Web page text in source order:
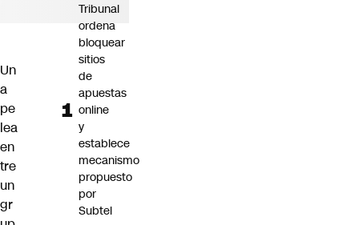
Un
a
pe
lea
en
tre
un
gr
Tribunal
ordena
bloquear
sitios
de
apuestas
online
y
establece
mecanismo
propuesto
por
Subtel